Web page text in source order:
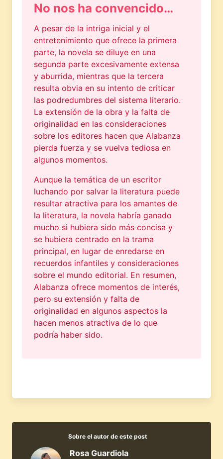
No nos ha convencido…
A pesar de la intriga inicial y el
entretenimiento que ofrece la primera
parte, la novela se diluye en una
segunda parte excesivamente extensa
y aburrida, mientras que la tercera
resulta obvia en su intento de criticar
las podredumbres del sistema literario.
La extensión de la obra y la falta de
originalidad en las consideraciones
sobre los editores hacen que Alabanza
pierda fuerza y se vuelva tediosa en
algunos momentos.
Aunque la temática de un escritor
luchando por salvar la literatura puede
resultar atractiva para los amantes de
la literatura, la novela habría ganado
mucho si hubiera sido más concisa y
se hubiera centrado en la trama
principal, en lugar de enredarse en
recuerdos infantiles y consideraciones
sobre el mundo editorial. En resumen,
Alabanza ofrece momentos de interés,
pero su extensión y falta de
originalidad en algunos aspectos la
hacen menos atractiva de lo que
podría haber sido.
Sobre el autor de este post
Rosa Guardiola